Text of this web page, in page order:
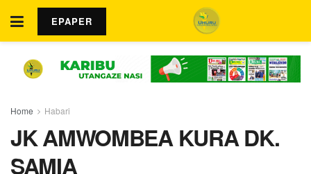
EPAPER
Home Habari
JK AMWOMBEA KURA DK.
SAMIA